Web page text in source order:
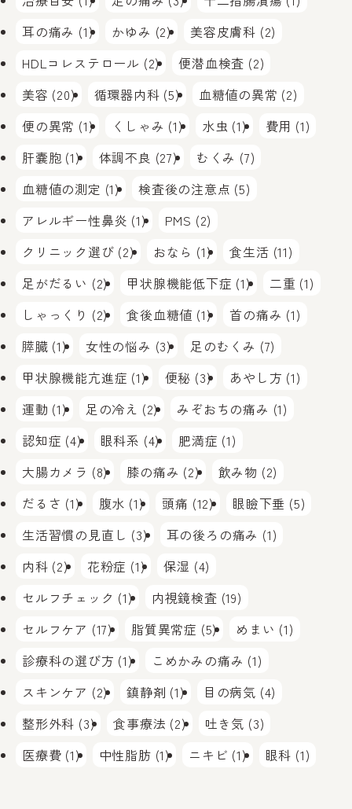
耳の痛み (1)
かゆみ (2)
美容皮膚科 (2)
HDLコレステロール (2)
便潜血検査 (2)
美容 (20)
循環器内科 (5)
血糖値の異常 (2)
便の異常 (1)
くしゃみ (1) 水虫 (1)
費用 (1)
肝嚢胞 (1)
体調不良 (27)
むくみ (7)
血糖値の測定 (1)
検査後の注意点 (5)
アレルギー性鼻炎 (1)
PMS (2)
クリニック選び (2)
おなら (1)
食生活 (11)
足がだるい (2)
甲状腺機能低下症 (1)
二重 (1)
しゃっくり (2)
食後血糖値 (1)
首の痛み (1)
膵臓 (1)
女性の悩み (3)
足のむくみ (7)
甲状腺機能亢進症 (1)
便秘 (3)
あやし方 (1)
運動 (1)
足の冷え (2)
みぞおちの痛み (1)
認知症 (4)
眼科系 (4)
肥満症 (1)
大腸カメラ (8)
膝の痛み (2)
飲み物 (2)
だるさ (1)
腹水 (1) 頭痛 (12)
眼瞼下垂 (5)
生活習慣の見直し (3)
耳の後ろの痛み (1)
内科 (2)
花粉症 (1)
保湿 (4)
セルフチェック (1)
内視鏡検査 (19)
セルフケア (17)
脂質異常症 (5)
めまい (1)
診療科の選び方 (1)
こめかみの痛み (1)
スキンケア (2)
鎮静剤 (1)
目の病気 (4)
整形外科 (3)
食事療法 (2)
吐き気 (3)
医療費 (1)
中性脂肪 (1) ニキビ (1) 眼科 (1)